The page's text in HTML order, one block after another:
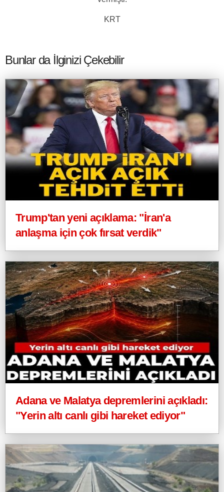
KRT
Bunlar da İlginizi Çekebilir
Trump'tan yeni açıklama: "İran'a
anlaşma için çok fırsat verdik"
Adana ve Malatya depremlerini açıkladı:
"Yerin altı canlı gibi hareket ediyor"